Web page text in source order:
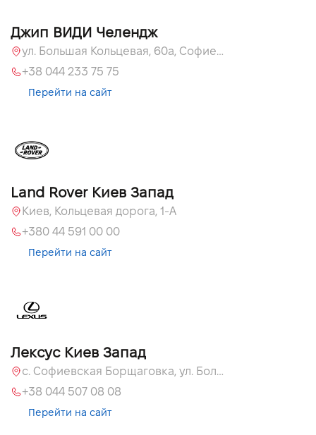
Джип ВИДИ Челендж
ул. Большая Кольцевая, 60а, Софиевская Борщаговка, Киевская обл.
+38 044 233 75 75
Перейти на сайт
Land Rover Киев Запад
Киев, Кольцевая дорога, 1-А
+380 44 591 00 00
Перейти на сайт
Лексус Киев Запад
с. Софиевская Борщаговка, ул. Большая Кольцевая, 58
+38 044 507 08 08
Перейти на сайт